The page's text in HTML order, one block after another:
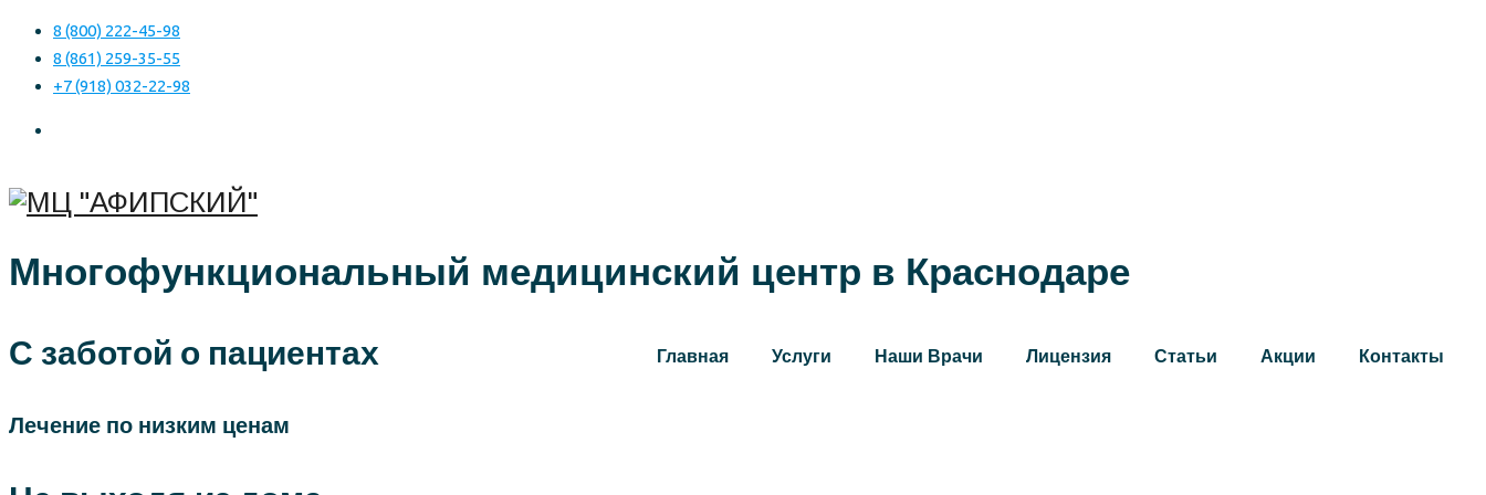
8 (800) 222-45-98
8 (861) 259-35-55
+7 (918) 032-22-98
Многофункциональный медицинский центр в Краснодаре
Главная Услуги Наши Врачи Лицензия Статьи Акции Контакты
С заботой о пациентах
Лечение по низким ценам